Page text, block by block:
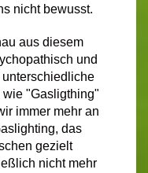
nicht bewusst.
aus diesem
und
wie "Gasligthing"
immer mehr an
das
gezielt
nicht mehr